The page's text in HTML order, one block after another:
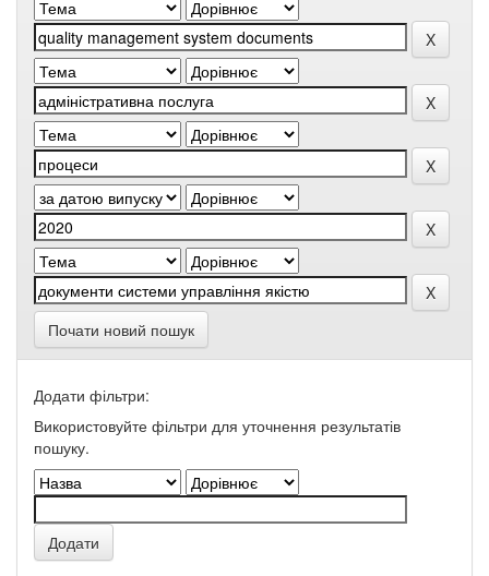
Почати новий пошук
Додати фільтри:
Використовуйте фільтри для уточнення результатів
пошуку.